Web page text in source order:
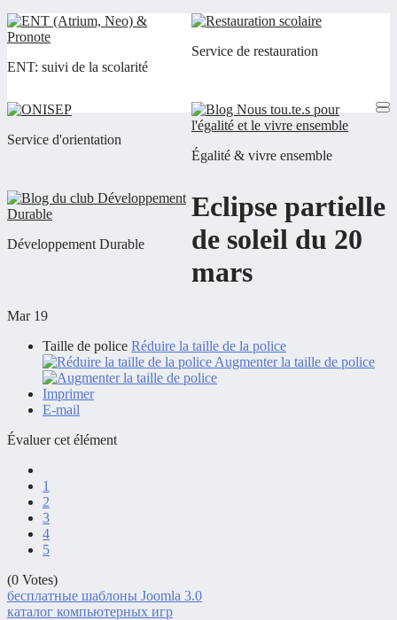
ENT: suivi de la scolarité
Service de restauration
Service d'orientation
Égalité & vivre ensemble
Développement Durable
Eclipse partielle
de soleil du 20
mars
Mar 19
Taille de police Réduire la taille de la police
Augmenter la taille de police
Imprimer
E-mail
Évaluer cet élément
1
2
3
4
5
(0 Votes)
бесплатные шаблоны Joomla 3.0
каталог компьютерных игр